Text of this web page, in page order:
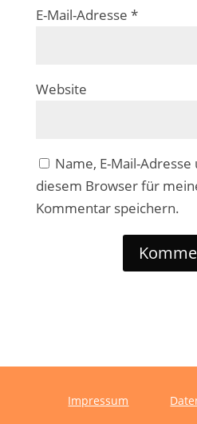
E-Mail-Adresse *
Website
Name, E-Mail-
diesem Browser für
Kommentar speichern.
Impressum